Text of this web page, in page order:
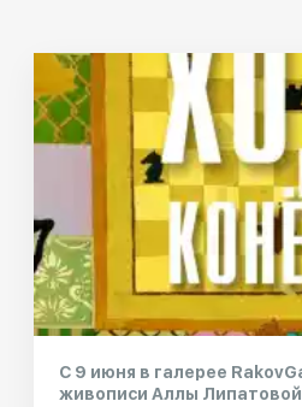
С 9 июня в галерее
живописи Аллы